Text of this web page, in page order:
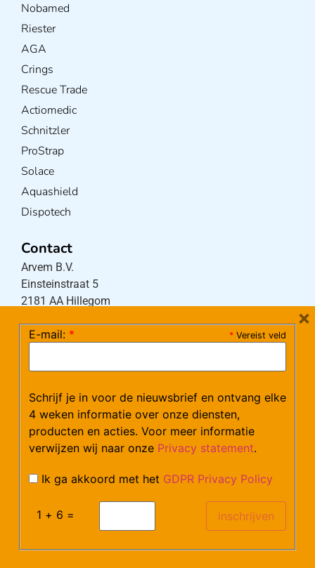
Nobamed
Riester
AGA
Crings
Rescue Trade
Actiomedic
Schnitzler
ProStrap
Solace
Aquashield
Dispotech
Contact
Arvem B.V.
Einsteinstraat 5
2181 AA Hillegom
(maandag – donderdag 08:30-17:15 uur / vrijdag
Mail:klantenservice@arvem.nl
Werken bij Arvem?
Verzendkosten en LeveringAlgemene voorwaarden
* Vereist veld
E-mail: *
Schrijf je in voor de nieuwsbrief en ontvang elke
4 weken informatie over onze diensten,
producten en acties. Voor meer informatie
verwijzen wij naar onze Privacy statement.
Ik ga akkoord met het GDPR Privacy Policy
1 + 6 =
×